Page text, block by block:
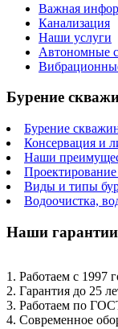
Важная
Канализация
Наши услуги
Автономные
Бурение
Бурение
Консервация и
Наши
Виды и типы
Водоочистка,
Наши гарантии
1. Работаем с 1997
2. Гарантия до 25
3. Работаем по
4. Современное